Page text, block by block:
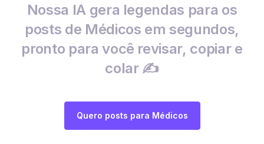
Nossa IA gera legendas para os
posts de Médicos em segundos,
pronto para você revisar, copiar e
colar ✍️
Quero posts para Médicos